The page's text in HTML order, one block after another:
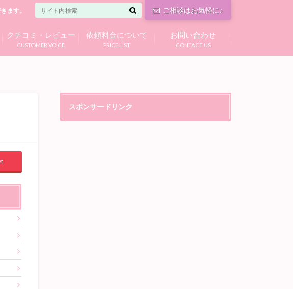
ます。 ご相談はお気軽に♪
CUSTOMER VOICE
クチコミ・レビュー
PRICE LIST
依頼料金について
CONTACT US
お問い合わせ
スポンサードリンク